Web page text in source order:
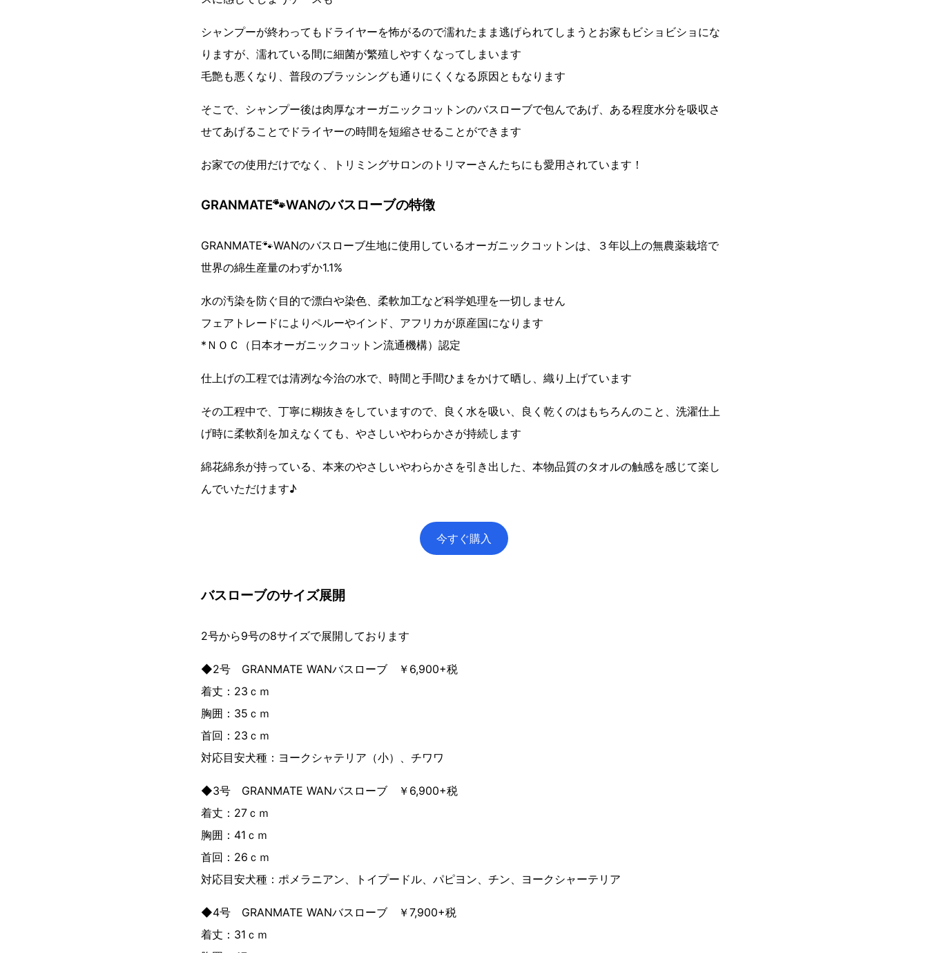
シャンプーが終わってもドライヤーを怖がるので濡れたまま逃げられてしまうとお家もビショビショにな
りますが、濡れている間に細菌が繁殖しやすくなってしまいます
毛艶も悪くなり、普段のブラッシングも通りにくくなる原因ともなります
そこで、シャンプー後は肉厚なオーガニックコットンのバスローブで包んであげ、ある程度水分を吸収さ
せてあげることでドライヤーの時間を短縮させることができます
お家での使用だけでなく、トリミングサロンのトリマーさんたちにも愛用されています！
GRANMATE🐾WANのバスローブの特徴
GRANMATE🐾WANのバスローブ生地に使用しているオーガニックコットンは、３年以上の無農薬栽培で
世界の綿生産量のわずか1.1%
水の汚染を防ぐ目的で漂白や染色、柔軟加工など科学処理を一切しません
フェアトレードによりペルーやインド、アフリカが原産国になります
*ＮＯＣ（日本オーガニックコットン流通機構）認定
仕上げの工程では清冽な今治の水で、時間と手間ひまをかけて晒し、織り上げています
その工程中で、丁寧に糊抜きをしていますので、良く水を吸い、良く乾くのはもちろんのこと、洗濯仕上
げ時に柔軟剤を加えなくても、やさしいやわらかさが持続します
綿花綿糸が持っている、本来のやさしいやわらかさを引き出した、本物品質のタオルの触感を感じて楽し
んでいただけます♪
今すぐ購入
バスローブのサイズ展開
2号から9号の8サイズで展開しております
◆2号 GRANMATE WANバスローブ ￥6,900+税
着丈：23ｃｍ
胸囲：35ｃｍ
首回：23ｃｍ
対応目安犬種：ヨークシャテリア（小）、チワワ
◆3号 GRANMATE WANバスローブ ￥6,900+税
着丈：27ｃｍ
胸囲：41ｃｍ
首回：26ｃｍ
対応目安犬種：ポメラニアン、トイプードル、パピヨン、チン、ヨークシャーテリア
◆4号 GRANMATE WANバスローブ ￥7,900+税
着丈：31ｃｍ